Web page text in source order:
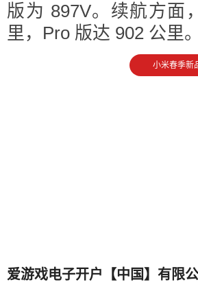
版为 897V。续航方面
里，Pro 版达 902 公里。
小米春季新
爱游戏电子开户【中国】有限